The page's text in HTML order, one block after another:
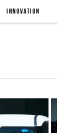
INNOVATION